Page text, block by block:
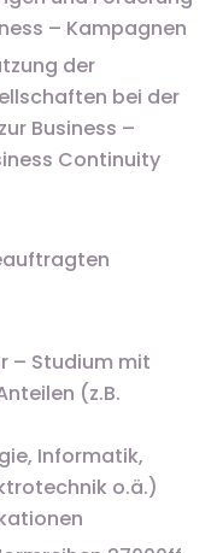
– Kampagnen
der
bei der
Business –
Continuity
– Studium mit
(z.B.
Informatik,
o.ä.)